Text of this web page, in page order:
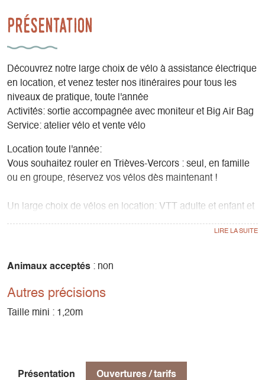
Présentation
Découvrez notre large choix de vélo à assistance électrique
en location, et venez tester nos itinéraires pour tous les
niveaux de pratique, toute l'année
Activités: sortie accompagnée avec moniteur et Big Air Bag
Service: atelier vélo et vente vélo
Location toute l'année:
Vous souhaitez rouler en Trièves-Vercors : seul, en famille
ou en groupe, réservez vos vélos dès maintenant !
Un large choix de vélos en location: VTT adulte et enfant et
A chacun son vélo, et à chacun son circuit!
Gresse-en-Vercors est un lieu magique pour la pratique du
vélo ! Nous avons un large choix d’itinéraires, pour toutes
Votre magasin Grillet Sports est revendeur de plusieurs
Animaux acceptés : non
Autres précisions
Taille mini : 1,20m
Présentation Ouvertures / tarifs